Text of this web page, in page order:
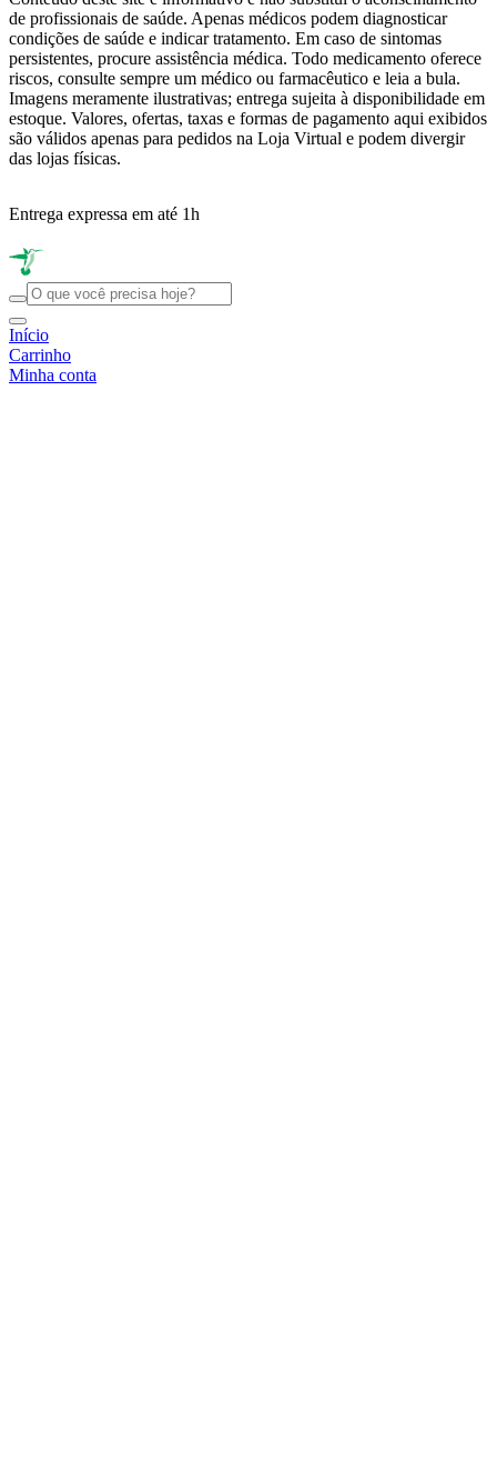
de profissionais de saúde. Apenas médicos podem diagnosticar
condições de saúde e indicar tratamento. Em caso de sintomas
persistentes, procure assistência médica. Todo medicamento oferece
riscos, consulte sempre um médico ou farmacêutico e leia a bula.
Imagens meramente ilustrativas; entrega sujeita à disponibilidade em
estoque. Valores, ofertas, taxas e formas de pagamento aqui exibidos
são válidos apenas para pedidos na Loja Virtual e podem divergir
das lojas físicas.
Entrega expressa em até 1h
Início
Carrinho
Minha conta